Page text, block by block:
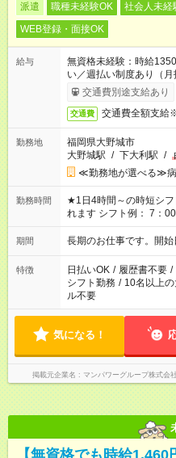
派遣 職種未経験OK 社会人未経
WEB登録・面接OK
給与
無資格未経験：時給
い／週払い制度あり（
完了次第のお支払いとな
交通費別途支給あり
交通費 交通費全額支給
勤務地
福岡県大野城市
大野城駅 / 下大利駅 /
≪勤務地が選べる≫病
勤務時間
★1日4時間～の時短シフトOK ★都合に合わせてシ
れます シフト例： 7：
18：00 11：00～20：00 など ※Wワークの場合、
合わせ週40時間超の就
派遣法（日雇い派遣の
業はご案内が難しい場合
期間 長期のお仕事です。開
特徴 日払いOK / 履歴書不要 /
シフト勤務 / 10名以上
ル不要
気になる！
掲載元企業名 マンパワーグループ株式
【無資格でも時給